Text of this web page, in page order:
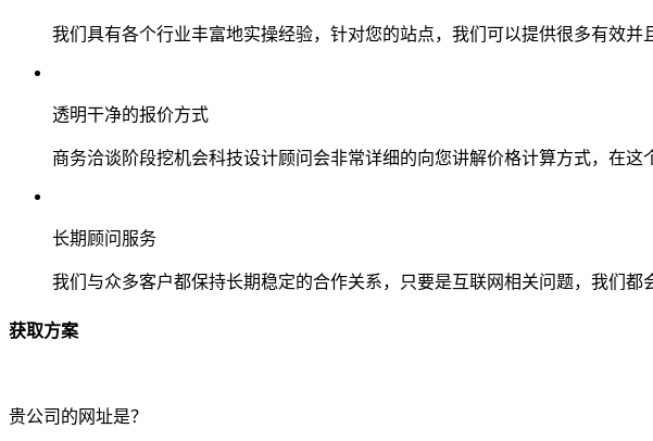
我们具有各个行业丰富地实操经验，针对您的站点，我们可以提供很多有效
透明干净的报价方式
商务洽谈阶段挖机会科技设计顾问会非常详细的向您讲解价格计算方式，在
长期顾问服务
我们与众多客户都保持长期稳定的合作关系，只要是互联网相关问题，我们
获取方案
贵公司的网址是？